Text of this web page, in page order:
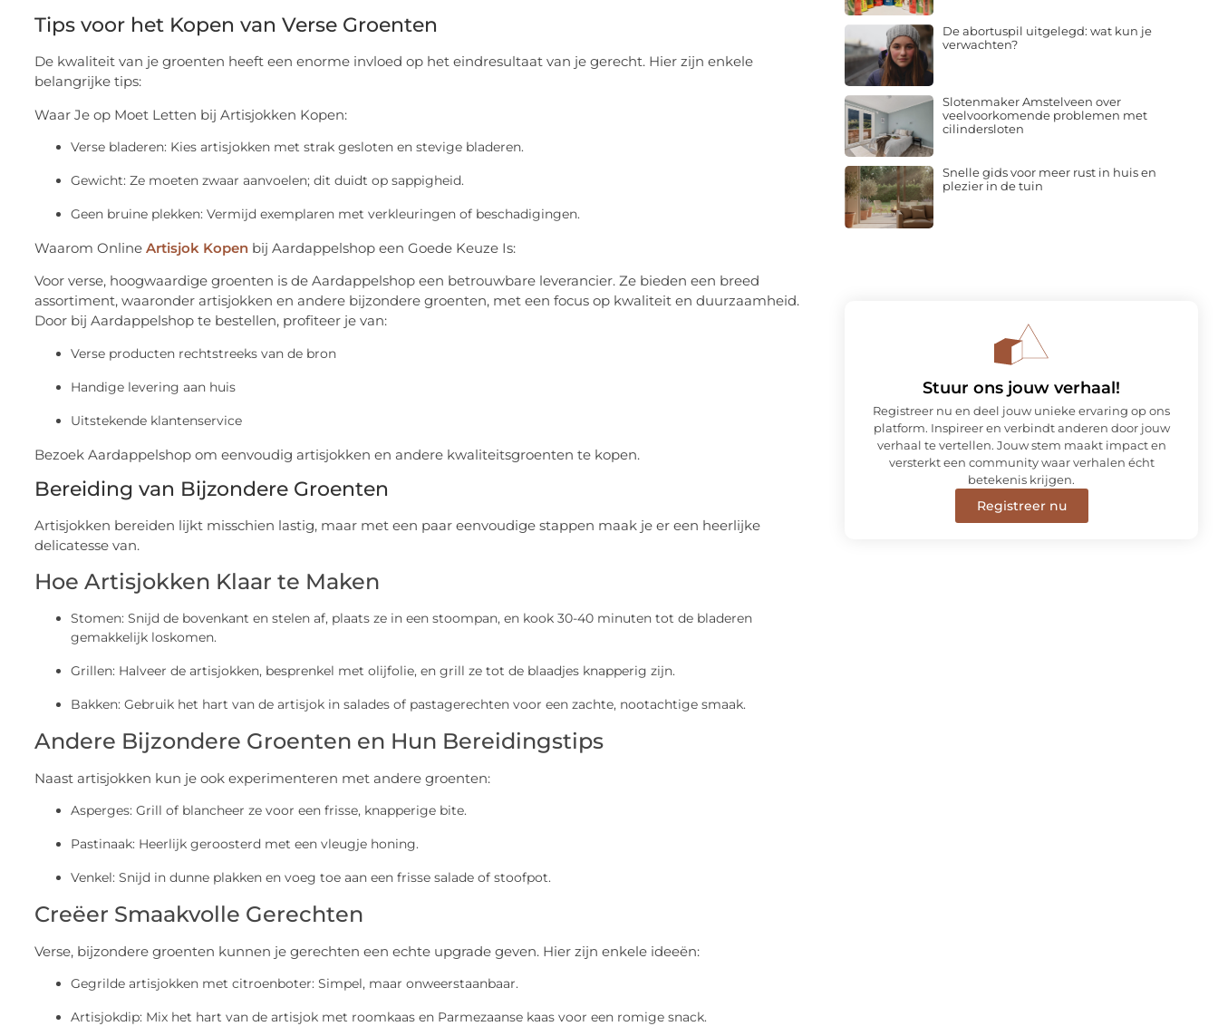
Tips voor het Kopen van Verse Groenten
De kwaliteit van je groenten heeft een enorme invloed op het eindresultaat van je gerecht. Hier zijn enkele
belangrijke tips:
Waar Je op Moet Letten bij Artisjokken Kopen:
Verse bladeren: Kies artisjokken met strak gesloten en stevige bladeren.
Gewicht: Ze moeten zwaar aanvoelen; dit duidt op sappigheid.
Geen bruine plekken: Vermijd exemplaren met verkleuringen of beschadigingen.
Waarom Online Artisjok Kopen bij Aardappelshop een Goede Keuze Is:
Voor verse, hoogwaardige groenten is de Aardappelshop een betrouwbare leverancier. Ze bieden een breed
assortiment, waaronder artisjokken en andere bijzondere groenten, met een focus op kwaliteit en duurzaamheid.
Door bij Aardappelshop te bestellen, profiteer je van:
Verse producten rechtstreeks van de bron
Handige levering aan huis
Uitstekende klantenservice
Bezoek Aardappelshop om eenvoudig artisjokken en andere kwaliteitsgroenten te kopen.
Bereiding van Bijzondere Groenten
Artisjokken bereiden lijkt misschien lastig, maar met een paar eenvoudige stappen maak je er een heerlijke
delicatesse van.
Hoe Artisjokken Klaar te Maken
Stomen: Snijd de bovenkant en stelen af, plaats ze in een stoompan, en kook 30-40 minuten tot de bladeren
gemakkelijk loskomen.
Grillen: Halveer de artisjokken, besprenkel met olijfolie, en grill ze tot de blaadjes knapperig zijn.
Bakken: Gebruik het hart van de artisjok in salades of pastagerechten voor een zachte, nootachtige smaak.
Andere Bijzondere Groenten en Hun Bereidingstips
Naast artisjokken kun je ook experimenteren met andere groenten:
Asperges: Grill of blancheer ze voor een frisse, knapperige bite.
Pastinaak: Heerlijk geroosterd met een vleugje honing.
Venkel: Snijd in dunne plakken en voeg toe aan een frisse salade of stoofpot.
Creëer Smaakvolle Gerechten
Verse, bijzondere groenten kunnen je gerechten een echte upgrade geven. Hier zijn enkele ideeën:
Gegrilde artisjokken met citroenboter: Simpel, maar onweerstaanbaar.
Artisjokdip: Mix het hart van de artisjok met roomkaas en Parmezaanse kaas voor een romige snack.
De abortuspil uitgelegd: wat kun je
verwachten?
Slotenmaker Amstelveen over
veelvoorkomende problemen met
cilindersloten
Snelle gids voor meer rust in huis en
plezier in de tuin
Stuur ons jouw verhaal!
Registreer nu en deel jouw unieke ervaring op ons
platform. Inspireer en verbindt anderen door jouw
verhaal te vertellen. Jouw stem maakt impact en
versterkt een community waar verhalen écht
betekenis krijgen.
Registreer nu